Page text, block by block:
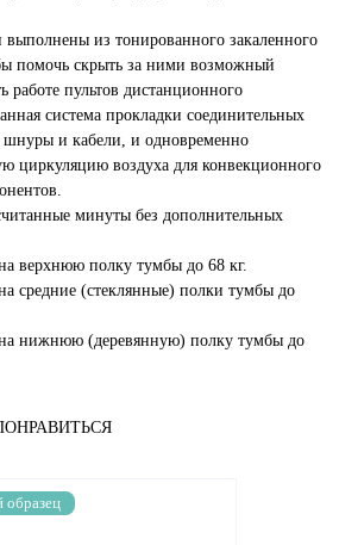
из тонированного закаленного
помочь скрыть за ними возможный
работе пультов дистанционного
система прокладки соединительных
шнуры и кабели, и одновременно
циркуляцию воздуха для конвекционного
минуты без дополнительных
верхнюю полку тумбы до 68 кг.
средние (стеклянные) полки тумбы до
на нижнюю (деревянную) полку тумбы до